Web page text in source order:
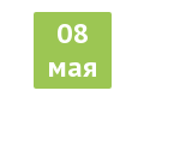
08
мая